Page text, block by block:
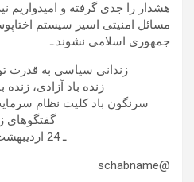
هشدار را جدی گرفته و امیدواریم
مسائل امنیتی اسیر سیستم
جمهوری اسلامی نشوند.ـ
زندانی سیاسی به قدرت
زنده باد آزادی،
سرنگون باد کلیت نظام
گفتگوهای
ـ 24 اردیبهشت 1401
@schabname